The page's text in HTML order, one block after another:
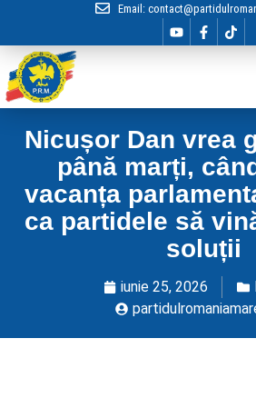
Email:
Nicușor Dan vrea
până marți,
vacanța
ca partidele să
soluții
iunie 25, 2026